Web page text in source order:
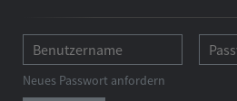
Neues Passwort anfordern